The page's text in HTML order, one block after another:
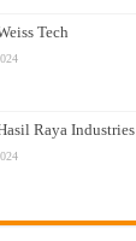
Tech
Raya Industries